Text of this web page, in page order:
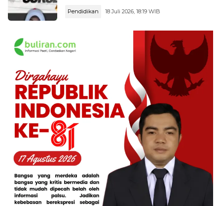
Pendidikan 18 Juli 2026, 18:19 WIB